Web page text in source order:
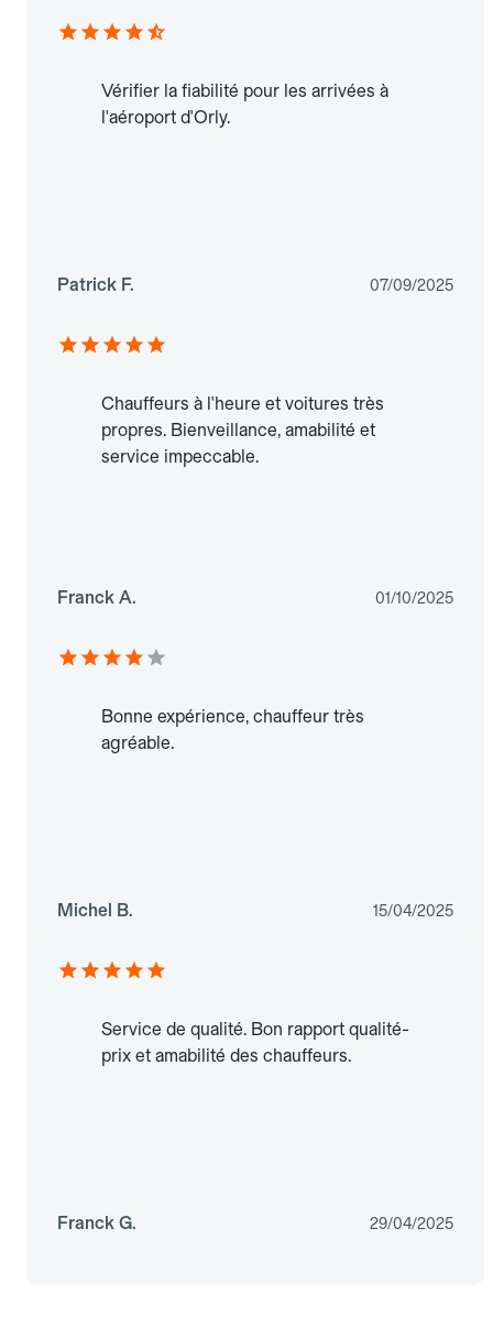
Vérifier la fiabilité pour les arrivées à
l'aéroport d'Orly.
Patrick F. 07/09/2025
Chauffeurs à l'heure et voitures très
propres. Bienveillance, amabilité et
service impeccable.
Franck A. 01/10/2025
Bonne expérience, chauffeur très
agréable.
Michel B. 15/04/2025
Service de qualité. Bon rapport qualité-
prix et amabilité des chauffeurs.
Franck G. 29/04/2025